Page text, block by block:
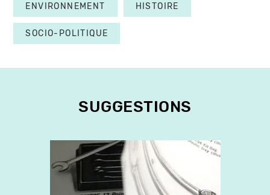
ENVIRONNEMENT HISTOIRE
SOCIO-POLITIQUE
SUGGESTIONS